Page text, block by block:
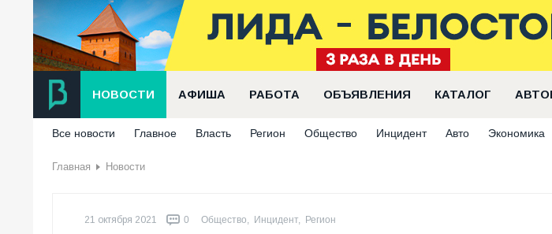
НОВОСТИ АФИША РАБОТА ОБЪЯВЛЕНИЯ КАТАЛОГ
Все новости Главное Власть Регион Общество Инцидент Авто Экономика
Главная Новости
21 октября 2021 0 Общество, Инцидент, Регион